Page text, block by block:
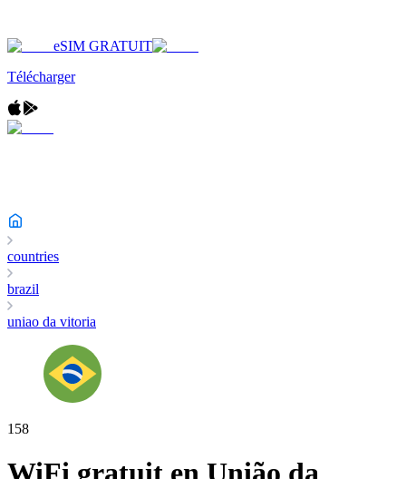
eSIM GRATUIT
Télécharger
countries
brazil
uniao da vitoria
158